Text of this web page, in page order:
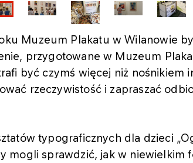
Muzeum Plakatu w Wilanowie
przygotowane w Muzeum
być czymś więcej niż nośnikiem
rzeczywistość i zapraszać
typograficznych dla dzieci
mogli sprawdzić, jak w niewielkim